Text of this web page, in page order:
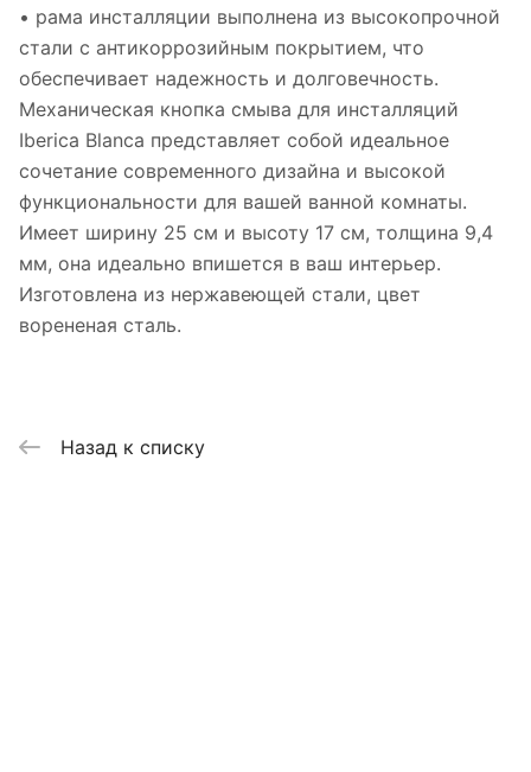
• рама инсталляции выполнена из высокопрочной
стали с антикоррозийным покрытием, что
обеспечивает надежность и долговечность.
Механическая кнопка смыва для инсталляций
Iberica Blanca представляет собой идеальное
сочетание современного дизайна и высокой
функциональности для вашей ванной комнаты.
Имеет ширину 25 см и высоту 17 см, толщина 9,4
мм, она идеально впишется в ваш интерьер.
Изготовлена из нержавеющей стали, цвет
ворененая сталь.
Назад к списку